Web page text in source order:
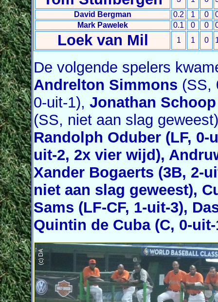
David Bergman
0.2 1 0
Mark Pawelek
0.1 0 0
Loek van Mil 1 1 0
De volgende spelers
Andrelton Simmons (SS,
0-uit-1), Jonathan Schoop
(SS, niet aan slag
Randolph Oduber (LF, 0-
uit-2, 2x vier wijd),
Xander Bogaerts (3B, 2-
niet aan slag geweest),
Sams (LF-CF, 1-uit-3),
Quintin de Cuba(C, 0-uit-